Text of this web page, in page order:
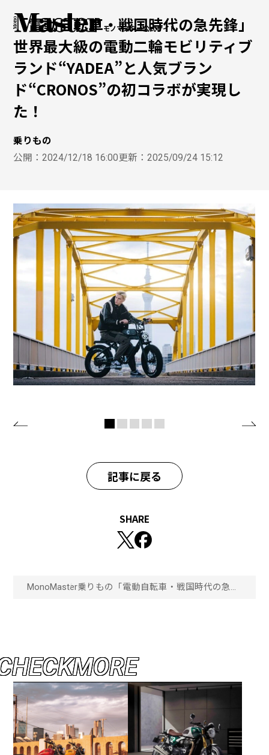
モノマスター公式サイト
「電動自転車・戦国時代の急先鋒」
世界最大級の電動二輪モビリティブ
ランド“YADEA”と人気ブラン
ド“CRONOS”の初コラボが実現し
た！
乗りもの
公開：2024/12/18 16:00更新：2025/09/24 15:12
記事に戻る
SHARE
MonoMaster乗りもの 「電動自転車・戦国時代の急先
HECKMORE